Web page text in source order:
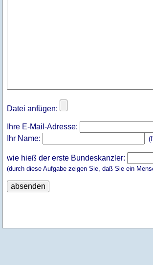
Datei anfügen:
Ihre E-Mail-Adresse:
Ihr Name:
wie hieß der erste Bundeskanzler:
(durch diese Aufgabe zeigen Sie, daß Sie ein